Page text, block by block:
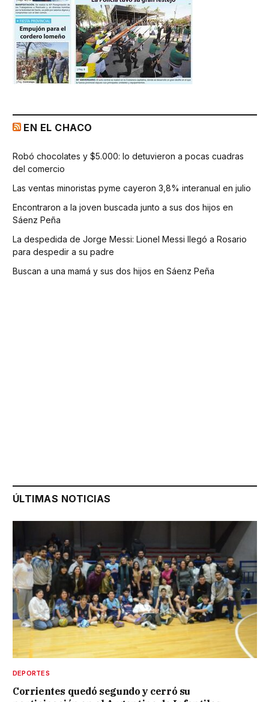
EN EL CHACO
Robó chocolates y $5.000: lo detuvieron a pocas cuadras
del comercio
Las ventas minoristas pyme cayeron 3,8% interanual en julio
Encontraron a la joven buscada junto a sus dos hijos en
Sáenz Peña
La despedida de Jorge Messi: Lionel Messi llegó a Rosario
para despedir a su padre
Buscan a una mamá y sus dos hijos en Sáenz Peña
ÚLTIMAS NOTICIAS
DEPORTES
Corrientes quedó segundo y cerró su